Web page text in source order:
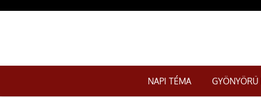
NAPI TÉMA GYÖNYÖRŰ